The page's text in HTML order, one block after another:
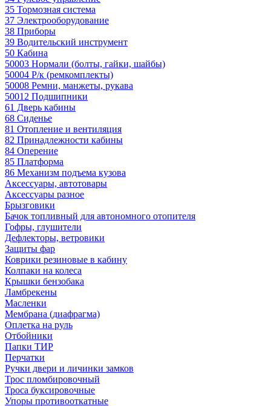
35 Тормозная система
37 Электрооборудование
38 Приборы
39 Водительский инструмент
50 Кабина
50003 Нормали (болты, гайки, шайбы)
50004 Р/к (ремкомплекты)
50008 Ремни, манжеты, рукава
50012 Подшипники
61 Дверь кабины
68 Сиденье
81 Отопление и вентиляция
82 Принадлежности кабины
84 Оперение
85 Платформа
86 Механизм подъема кузова
Аксессуары, автотовары
Аксессуары разное
Брызговики
Бачок топливный для автономного отопителя
Гофры, глушители
Дефлекторы, ветровики
Защиты фар
Коврики резиновые в кабину
Колпаки на колеса
Крышки бензобака
Ламбрекены
Масленки
Мембрана (диафрагма)
Оплетка на руль
Отбойники
Папки ТИР
Перчатки
Ручки двери и личинки замков
Трос пломбировочный
Троса буксировочные
Упоры противооткатные